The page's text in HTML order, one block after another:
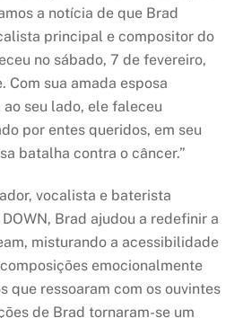
a notícia de que Brad
principal e compositor do
no sábado, 7 de fevereiro,
Com sua amada esposa
seu lado, ele faleceu
por entes queridos, em seu
batalha contra o câncer.”
vocalista e baterista
Brad ajudou a redefinir a
misturando a acessibilidade
emocionalmente
que ressoaram com os ouvintes
de Brad tornaram-se um